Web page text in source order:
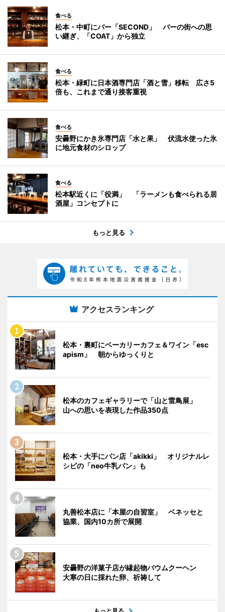
食べる
松本・中町にバー「SECOND」 バーの街への思
い継ぎ、「COAT」から独立
食べる
松本・緑町に日本酒専門店「酒と雪」移転 広さ5
倍も、これまで通り接客重視
食べる
安曇野にかき氷専門店「水と果」 伏流水使った氷
に地元食材のシロップ
食べる
松本駅近くに「役満」 「ラーメンも食べられる居
酒屋」コンセプトに
もっと見る
アクセスランキング
松本・裏町にベーカリーカフェ＆ワイン「esc
apism」 朝からゆっくりと
松本のカフェギャラリーで「山と雷鳥展」
山への思いを表現した作品350点
松本・大手にパン店「akikki」 オリジナルレ
シピの「neo牛乳パン」も
丸善松本店に「本屋の自習室」 ベネッセと
協業、国内10カ所で展開
安曇野の洋菓子店が縁起物バウムクーヘン
大寒の日に採れた卵、祈祷して